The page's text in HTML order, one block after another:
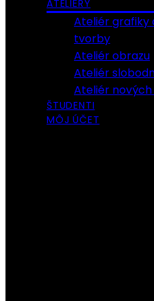
ATELIÉRY
Ateliér grafiky
tvorby
Ateliér obrazu
Ateliér
Ateliér
ŠTUDENTI
MÔJ ÚČET